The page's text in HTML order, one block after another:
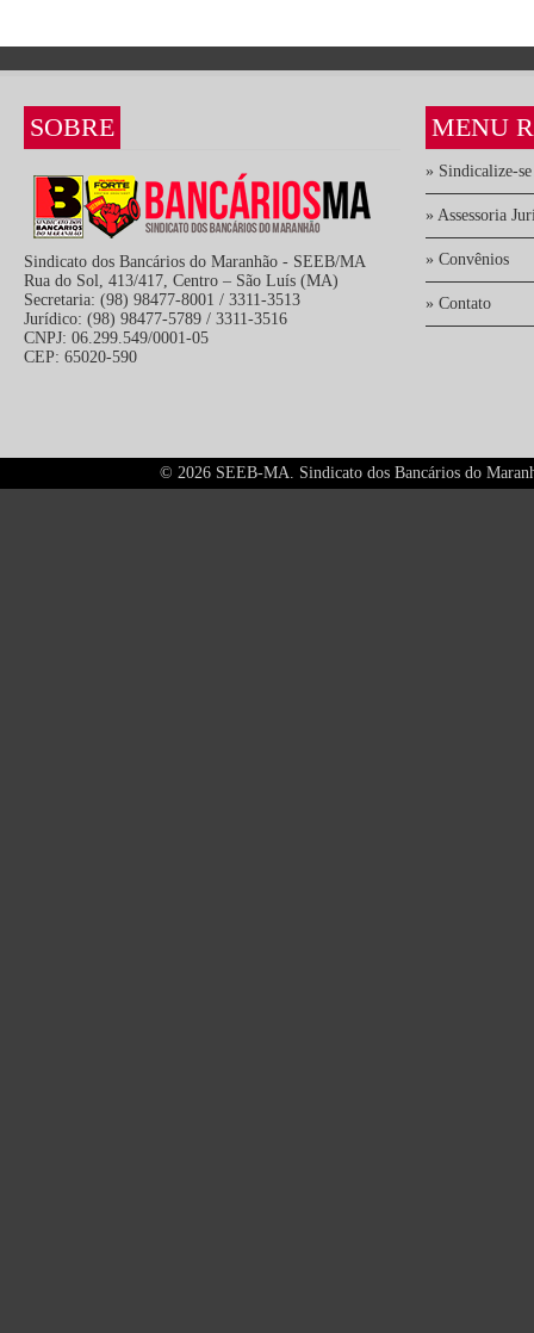
SOBRE
Sindicato dos Bancários do Maranhão - SEEB/MA
Rua do Sol, 413/417, Centro – São Luís (MA)
Secretaria: (98) 98477-8001 / 3311-3513
Jurídico: (98) 98477-5789 / 3311-3516
CNPJ: 06.299.549/0001-05
CEP: 65020-590
MENU
» Sindicalize-se
» Assessoria
» Convênios
» Contato
© 2026 SEEB-MA. Sindicato dos Bancários do